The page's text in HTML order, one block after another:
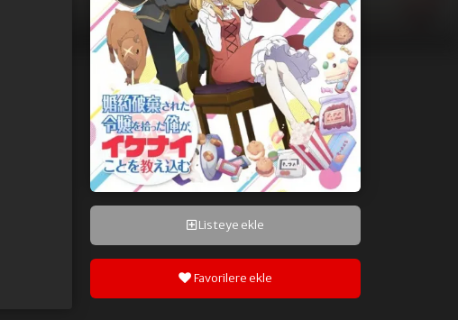
Listeye ekle
Favorilere ekle